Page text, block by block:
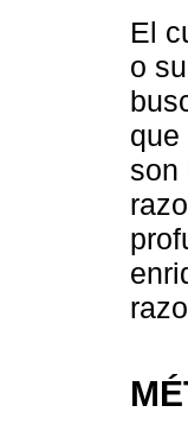
El
o
que
son